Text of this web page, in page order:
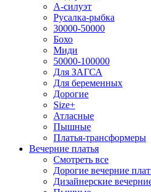
А-силуэт
Русалка-рыбка
30000-50000
Бохо
Миди
50000-100000
Для ЗАГСА
Для беременных
Дорогие
Size+
Атласные
Пышные
Платья-трансформеры
Вечерние платья
Смотреть все
Дорогие вечерние
Дизайнерские